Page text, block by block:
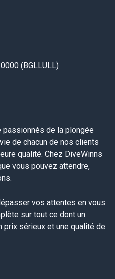
(BGLLULL)
passionnés de la plongée
de chacun de nos clients
qualité. Chez DiveWinns
vous pouvez attendre,
vos attentes en vous
sur tout ce dont un
prix sérieux et une qualité de